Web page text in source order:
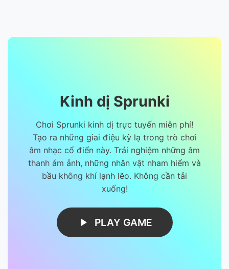
Kinh dị Sprunki
Chơi Sprunki kinh dị trực tuyến miễn phí!
Tạo ra những giai điệu kỳ lạ trong trò chơi
âm nhạc cổ điển này. Trải nghiệm những âm
thanh ám ảnh, những nhân vật nham hiểm và
bầu không khí lạnh lẽo. Không cần tải
xuống!
PLAY GAME